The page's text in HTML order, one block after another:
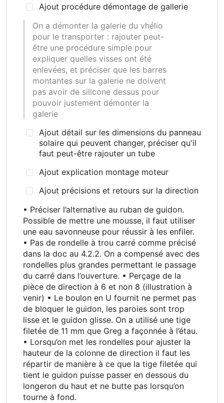
Ajout procédure démontage de gallerie
On a démonter la galerie du vhélio
pour le transporter : rajouter peut-
être une procédure simple pour
expliquer quelles visses ont été
enlevées, et préciser que les barres
montantes sur la galerie ne doivent
pas avoir de silicone dessus pour
pouvoir justement démonter la
galerie
Ajout détail sur les dimensions du panneau
solaire qui peuvent changer, préciser qu'il
faut peut-être rajouter un tube
Ajout explication montage moteur
Ajout précisions et retours sur la direction
• Préciser l’alternative au ruban de guidon.
Possible de mettre une mousse, il faut utiliser
une eau savonneuse pour réussir à les enfiler.
• Pas de rondelle à trou carré comme précisé
dans la doc au 4.2.2. On a compensé avec des
rondelles plus grandes permettant le passage
du carré dans l’ouverture. • Perçage de la
pièce de direction à 6 et non 8 (illustration à
venir) • Le boulon en U fournit ne permet pas
de bloquer le guidon, les paroies sont trop
lisse et le guidon glisse. On a utilisé une tige
filetée de 11 mm que Greg a façonnée à l’étau.
• Lorsqu’on met les rondelles pour ajuster la
hauteur de la colonne de direction il faut les
répartir de manière à ce que la tige filetée qui
tient le guidon puisse passer en dessous du
longeron du haut et ne butte pas lorsqu’on
tourne à fond.